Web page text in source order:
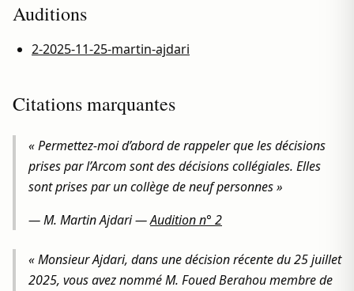
Auditions
2-2025-11-25-martin-ajdari
Citations marquantes
« Permettez-moi d’abord de rappeler que les décisions
prises par l’Arcom sont des décisions collégiales. Elles
sont prises par un collège de neuf personnes »
—M. Martin Ajdari—Audition n° 2
« Monsieur Ajdari, dans une décision récente du 25 juillet
2025, vous avez nommé M. Foued Berahou membre de